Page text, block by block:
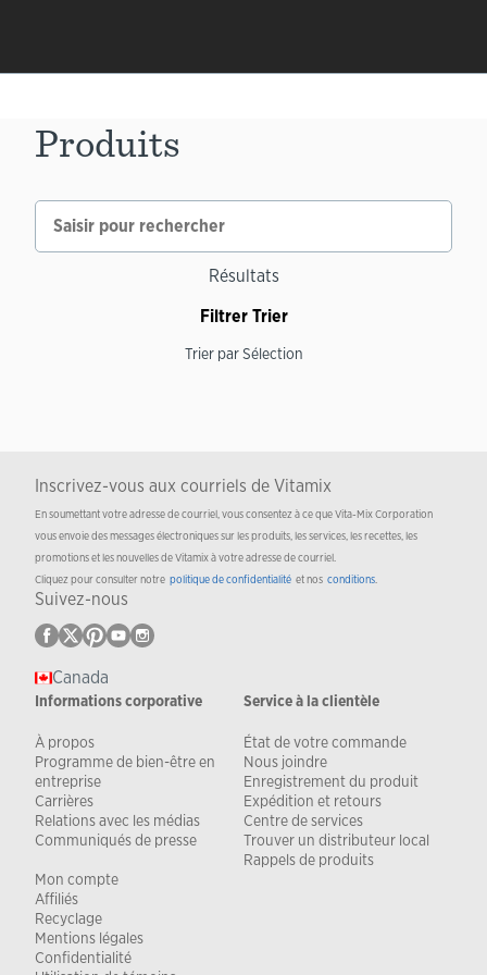
Produits
Résultats
Filtrer Trier
Trier parSélection
Inscrivez-vous aux courriels de Vitamix
En soumettant votre adresse de courriel, vous consentez à ce que Vita-Mix Corporation
vous envoie des messages électroniques sur les produits, les services, les recettes, les
promotions et les nouvelles de Vitamix à votre adresse de courriel.
Cliquez pour consulter notre politique de confidentialité et nos conditions.
Suivez-nous
Canada
Informations corporative
À propos
Programme de bien-être en
entreprise
Carrières
Relations avec les médias
Communiqués de presse
Service à la clientèle
État de votre commande
Nous joindre
Enregistrement du produit
Expédition et retours
Centre de services
Trouver un distributeur local
Rappels de produits
Mon compte
Affiliés
Recyclage
Mentions légales
Confidentialité